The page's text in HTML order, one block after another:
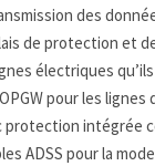
des
de protection et
électriques
pour les lignes
protection intégrée
ADSS pour la